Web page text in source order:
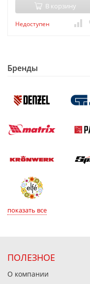
В корзину
Недоступен
Бренды
показать все
ПОЛЕЗНОЕ
О компании